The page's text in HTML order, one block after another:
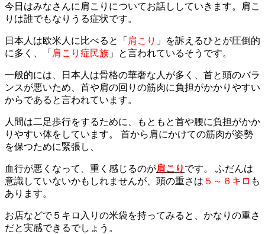
今日はみなさんに肩こりについてお話ししていきます。肩こ
りは誰でもなりうる症状です。
日本人は欧米人に比べると「 肩こり 」を訴えるひとが圧倒的
に多く、「 肩こり症民族 」と言われているそうです。
一般的には、日本人は骨格の華奢な人が多く、首と頭のバラ
ンスが悪いため、首や肩の回りの筋肉に負担がかかりやすい
からであると言われています。
人間は二足歩行をするために、もともと首や腰に負担がかか
りやすい体をしています。 首から肩にかけての筋肉が姿勢
を保つために緊張し、
血行が悪くなって、重く感じるのが肩こり です。 ふだんは
意識していないかもしれませんが、頭の重さは ５～６キロ も
あります。
お店などで５キロ入りの米袋を持ってみると、かなりの重さ
だと実感できるでしょう。